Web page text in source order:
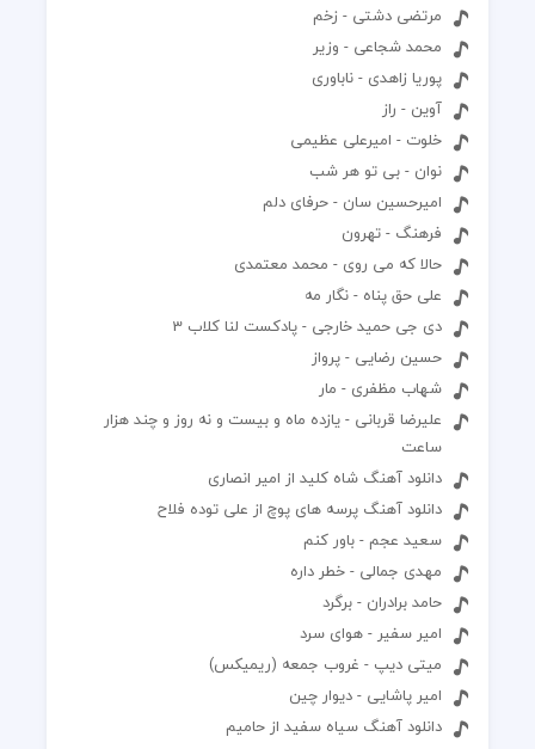
مرتضی دشتی - زخم
محمد شجاعی - وزیر
پوریا زاهدی - ناباوری
آوین - راز
خلوت - امیرعلی عظیمی
نوان - بی تو هر شب
امیرحسین سان - حرفای دلم
فرهنگ - تهرون
حالا که می روی - محمد معتمدی
علی حق پناه - نگار مه
دی جی حمید خارجی - پادکست لنا کلاب 3
حسین رضایی - پرواز
شهاب مظفری - مار
علیرضا قربانی - یازده ماه و بیست و نه روز و چند هزار
ساعت
دانلود آهنگ شاه کلید از امیر انصاری
دانلود آهنگ پرسه های پوچ از علی توده فلاح
سعید عجم - باور کنم
مهدی جمالی - خطر داره
حامد برادران - برگرد
امیر سفیر - هوای سرد
میتی دیپ - غروب جمعه (ریمیکس)
امیر پاشایی - دیوار چین
دانلود آهنگ سیاه سفید از حامیم